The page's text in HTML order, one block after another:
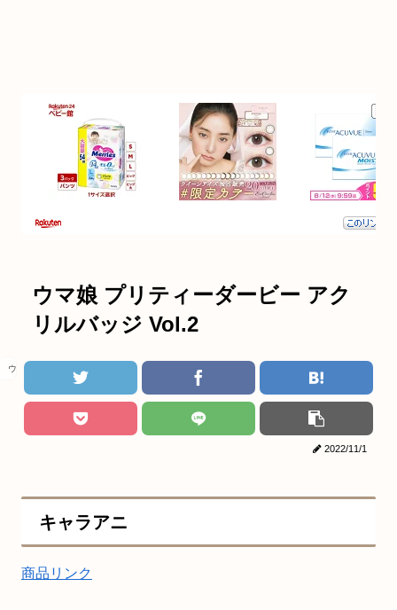
ウマ娘 プリティーダービー アク
リルバッジ Vol.2
ウマ娘
2022/11/1
キャラアニ
商品リンク